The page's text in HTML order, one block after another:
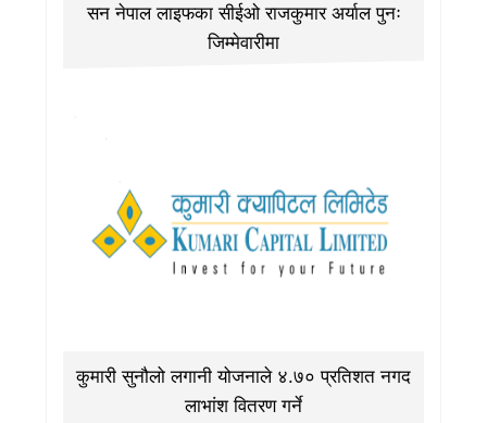
सन नेपाल लाइफका सीईओ राजकुमार अर्याल पुनः
जिम्मेवारीमा
कुमारी सुनौलो लगानी योजनाले ४.७० प्रतिशत नगद
लाभांश वितरण गर्ने